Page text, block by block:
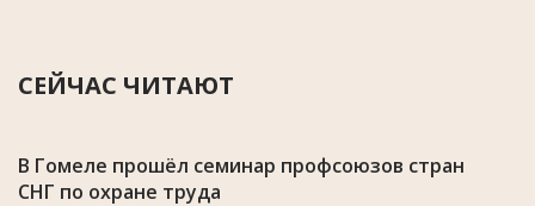
СЕЙЧАС ЧИТАЮТ
В Гомеле прошёл семинар профсоюзов стран
СНГ по охране труда